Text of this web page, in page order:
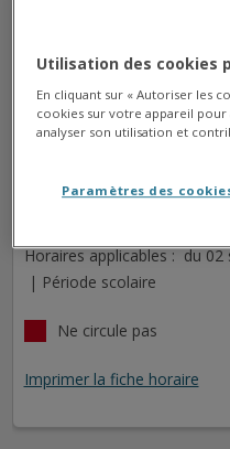
➜
➜
Cet arrêt n'est pas desservi
Horaires applicables : du
| Période scolaire
Ne circule pas
Imprimer la fiche horaire
Utilisation des cookies
En cliquant sur « Autoriser les
cookies sur votre appareil
analyser son utilisation et
Paramètres des